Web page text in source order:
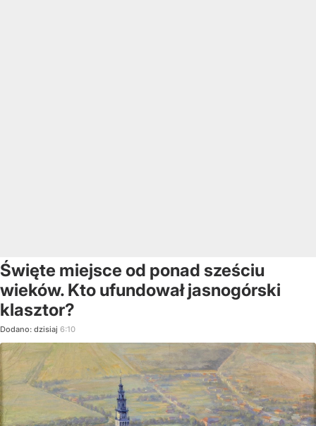
Święte miejsce od ponad sześciu
wieków. Kto ufundował jasnogórski
klasztor?
Dodano: dzisiaj 6:10